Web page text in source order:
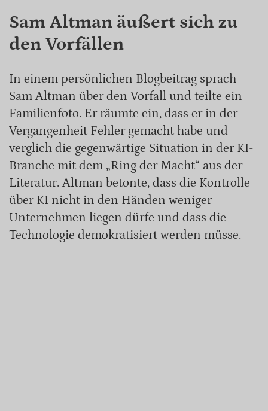
Sam Altman äußert sich zu
den Vorfällen
In einem persönlichen Blogbeitrag sprach
Sam Altman über den Vorfall und teilte ein
Familienfoto. Er räumte ein, dass er in der
Vergangenheit Fehler gemacht habe und
verglich die gegenwärtige Situation in der KI-
Branche mit dem „Ring der Macht“ aus der
Literatur. Altman betonte, dass die Kontrolle
über KI nicht in den Händen weniger
Unternehmen liegen dürfe und dass die
Technologie demokratisiert werden müsse.